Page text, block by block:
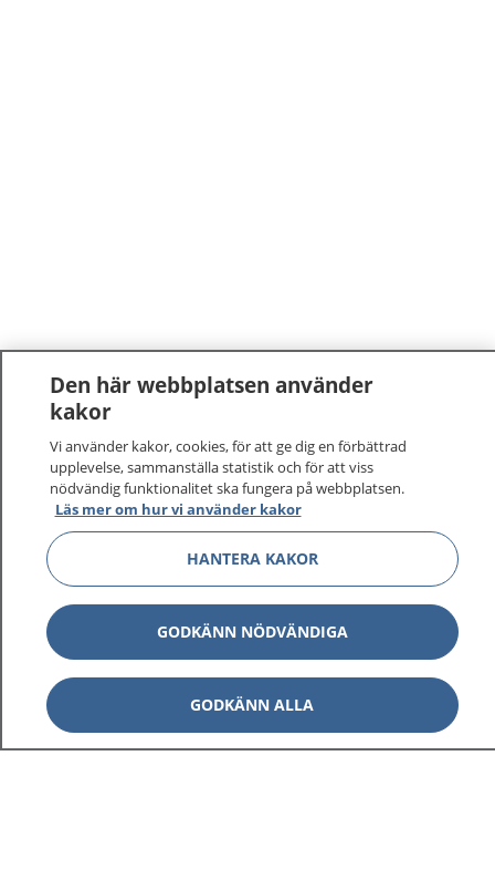
Den här webbplatsen använder
kakor
Vi använder kakor, cookies, för att ge dig en förbättrad
upplevelse, sammanställa statistik och för att viss
nödvändig funktionalitet ska fungera på webbplatsen.
Läs mer om hur vi använder kakor
HANTERA KAKOR
GODKÄNN NÖDVÄNDIGA
GODKÄNN ALLA